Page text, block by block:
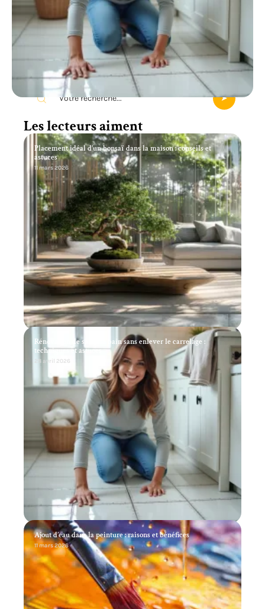
Recherche
Les lecteurs aiment
Placement idéal d’un bonsaï dans la maison : conseils et
astuces
11 mars 2026
Rénovation de salle de bain sans enlever le carrelage :
techniques et astuces
28 avril 2026
Ajout d’eau dans la peinture : raisons et bénéfices
11 mars 2026